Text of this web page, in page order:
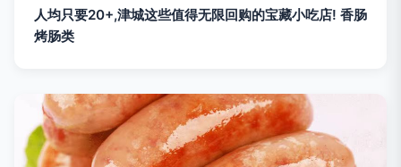
人均只要20+,津城这些值得无限回购的宝藏小吃店! 香肠
烤肠类